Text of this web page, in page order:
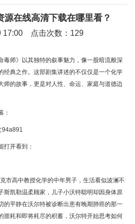
源在线高清下载在哪里看？
17:00 点击次数：129
毒师》以其独特的叙事魅力，像一股暗流般深
经典之作。这部剧集讲述的不仅仅是一个化学
师的故事，更是对人性、命运、家庭与道德边
：
94a891
打开看到：
市高中教授化学的中年男子，生活看似波澜不
斯凯勒温柔顾家，儿子小沃特聪明却因身体原
的平静在沃尔特被诊断出患有晚期肺癌的那一
噩耗和即将耗尽的积蓄，沃尔特开始思考如何